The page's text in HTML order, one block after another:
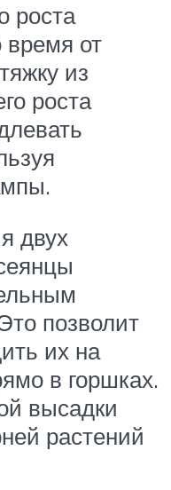
роста
время от
из
роста
двух
позволит
их на
в горшках.
высадки
растений